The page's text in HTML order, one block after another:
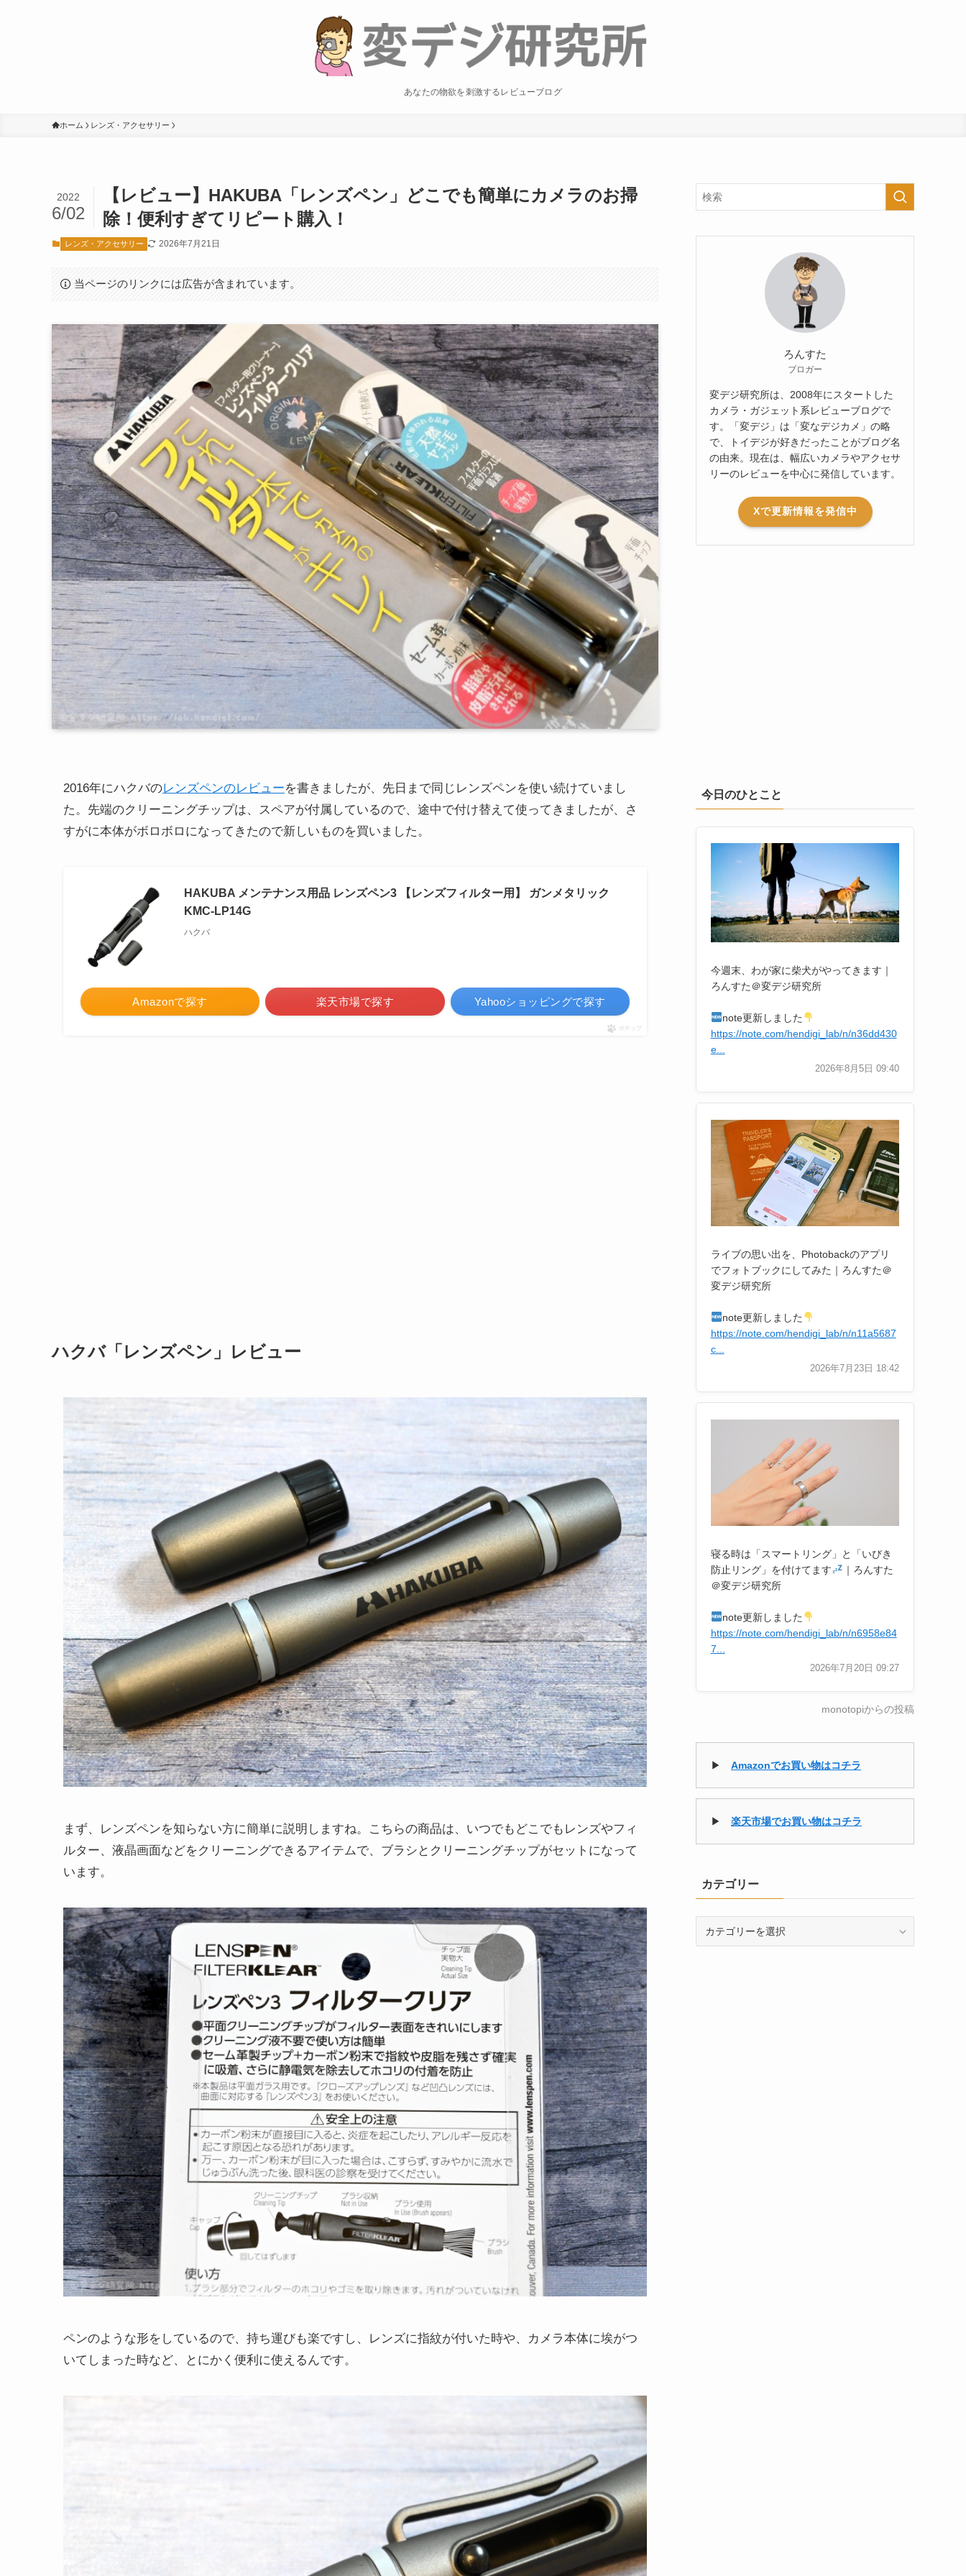
あなたの物欲を刺激するレビューブログ
ホーム レンズ・アクセサリー
【レビュー】HAKUBA「レンズペン」どこでも簡単にカメラのお掃
除！便利すぎてリピート購入！
2022
6/02
レンズ・アクセサリー 2026年7月21日
当ページのリンクには広告が含まれています。
2016年にハクバのレンズペンのレビューを書きましたが、先日まで同じレンズペンを使い続けていまし
た。先端のクリーニングチップは、スペアが付属しているので、途中で付け替えて使ってきましたが、さ
すがに本体がボロボロになってきたので新しいものを買いました。
HAKUBA メンテナンス用品 レンズペン3 【レンズフィルター用】 ガンメタリック
KMC-LP14G
ハクバ
Amazonで探す 楽天市場で探す Yahooショッピングで探す
ポチップ
ハクバ「レンズペン」レビュー
まず、レンズペンを知らない方に簡単に説明しますね。こちらの商品は、いつでもどこでもレンズやフィ
ルター、液晶画面などをクリーニングできるアイテムで、ブラシとクリーニングチップがセットになって
います。
ペンのような形をしているので、持ち運びも楽ですし、レンズに指紋が付いた時や、カメラ本体に埃がつ
いてしまった時など、とにかく便利に使えるんです。
ろんすた
ブロガー
変デジ研究所は、2008年にスタートした
カメラ・ガジェット系レビューブログで
す。「変デジ」は「変なデジカメ」の略
で、トイデジが好きだったことがブログ名
の由来。現在は、幅広いカメラやアクセサ
リーのレビューを中心に発信しています。
Xで更新情報を発信中
今日のひとこと
今週末、わが家に柴犬がやってきます｜
ろんすた＠変デジ研究所
note更新しました
https://note.com/hendigi_lab/n/n36dd430
e...
2026年8月5日 09:40
ライブの思い出を、Photobackのアプリ
でフォトブックにしてみた｜ろんすた＠
変デジ研究所
note更新しました
https://note.com/hendigi_lab/n/n11a5687
c...
2026年7月23日 18:42
寝る時は「スマートリング」と「いびき
防止リング」を付けてます
｜ろんすた
＠変デジ研究所
note更新しました
https://note.com/hendigi_lab/n/n6958e84
7...
2026年7月20日 09:27
monotopiからの投稿
▶ Amazonでお買い物はコチラ
▶ 楽天市場でお買い物はコチラ
カテゴリー